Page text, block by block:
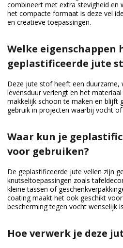
combineert met extra stevigheid en
het compacte formaat is deze vel
en creatieve toepassingen.
Welke eigenschappen
geplastificeerde jute
Deze jute stof heeft een duurzame,
levensduur verlengt en het
makkelijk schoon te maken en blijft
gebruik in projecten waarbij vocht
Waar kun je
voor gebruiken?
De geplastificeerde jute vellen zijn
knutseltoepassingen zoals
kleine tassen of
coating maakt het ook geschikt
bescherming tegen vocht wenselijk
Hoe verwerk je deze